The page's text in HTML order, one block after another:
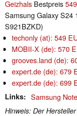
Geizhals Bestpreis
Samsung Galaxy S24
S921BZKD)
techonly (at): 549
MOBII-X (de): 570
grooves.land (de):
expert.de (de): 679
expert.de (de): 699
Links Samsung
Hinweis: Der